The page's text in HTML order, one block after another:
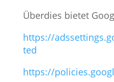
Überdies bietet
https://
ted
https://